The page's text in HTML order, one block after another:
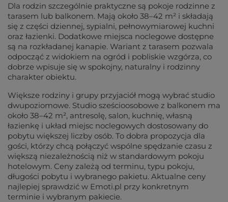
Dla rodzin szczególnie praktyczne są pokoje rodzinne z
tarasem lub balkonem. Mają około 38–42 m² i składają
się z części dziennej, sypialni, pełnowymiarowej kuchni
oraz łazienki. Dodatkowe miejsca noclegowe dostępne
są na rozkładanej kanapie. Wariant z tarasem pozwala
odpocząć z widokiem na ogród i pobliskie wzgórza, co
dobrze wpisuje się w spokojny, naturalny i rodzinny
charakter obiektu.
Większe rodziny i grupy przyjaciół mogą wybrać studio
dwupoziomowe. Studio sześcioosobowe z balkonem ma
około 38–42 m², antresolę, salon, kuchnię, własną
łazienkę i układ miejsc noclegowych dostosowany do
pobytu większej liczby osób. To dobra propozycja dla
gości, którzy chcą połączyć wspólne spędzanie czasu z
większą niezależnością niż w standardowym pokoju
hotelowym. Ceny zależą od terminu, typu pokoju,
długości pobytu i wybranego pakietu. Aktualne ceny
najlepiej sprawdzić w Emoti.pl przy konkretnym
terminie i wybranym pakiecie.